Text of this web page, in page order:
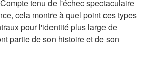
tenu de l'échec spectaculaire
cela montre à quel point ces types
pour l'identité plus large de
partie de son histoire et de son